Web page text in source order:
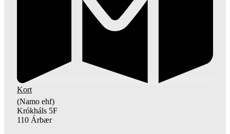
Kort
(Namo ehf)
Krókháls 5F
110 Árbær